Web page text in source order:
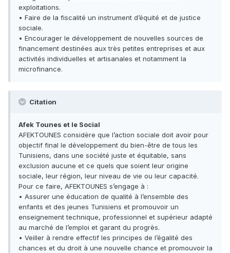
exploitations.
• Faire de la fiscalité un instrument d’équité et de justice
sociale.
• Encourager le développement de nouvelles sources de
financement destinées aux très petites entreprises et aux
activités individuelles et artisanales et notamment la
microfinance.
Citation
Afek Tounes et le Social
AFEKTOUNES considère que l’action sociale doit avoir pour
objectif final le développement du bien-être de tous les
Tunisiens, dans une société juste et équitable, sans
exclusion aucune et ce quels que soient leur origine
sociale, leur région, leur niveau de vie ou leur capacité.
Pour ce faire, AFEKTOUNES s’engage à :
• Assurer une éducation de qualité à l’ensemble des
enfants et des jeunes Tunisiens et promouvoir un
enseignement technique, professionnel et supérieur adapté
au marché de l’emploi et garant du progrès.
• Veiller à rendre effectif les principes de l’égalité des
chances et du droit à une nouvelle chance et promouvoir la